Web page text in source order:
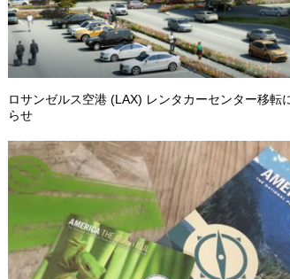
ロサンゼルス空港 (LAX) レンタカーセンター移転
らせ